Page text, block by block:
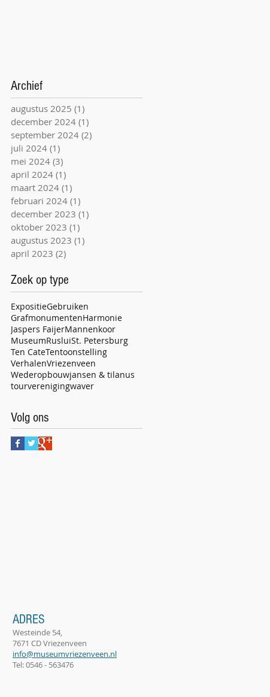
Archief
augustus 2025 (1)
december 2024 (1)
september 2024 (2)
juli 2024 (1)
mei 2024 (3)
april 2024 (1)
maart 2024 (1)
februari 2024 (1)
december 2023 (1)
oktober 2023 (1)
augustus 2023 (1)
april 2023 (2)
Zoek op type
ExpositieGebruiken
GrafmonumentenHarmonie
Jaspers FaijerMannenkoor
MuseumRusluiSt. Petersburg
Ten CateTentoonstelling
VerhalenVriezenveen
Wederopbouwjansen & tilanus
tourverenigingwaver
Volg ons
ADRES
Westeinde 54,
7671 CD Vriezenveen
info@museumvriezenveen.nl
Tel: 0546 - 563476